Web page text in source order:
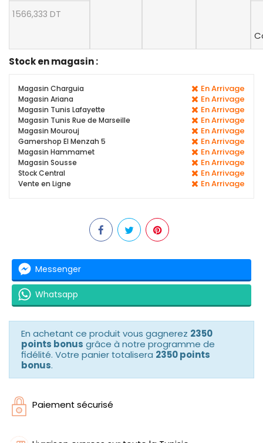
1 566,333 DT
Stock en magasin :
Magasin Charguia En Arrivage
Magasin Ariana En Arrivage
Magasin Tunis Lafayette En Arrivage
Magasin Tunis Rue de Marseille En Arrivage
Magasin Mourouj En Arrivage
Gamershop El Menzah 5 En Arrivage
Magasin Hammamet En Arrivage
Magasin Sousse En Arrivage
Stock Central En Arrivage
Vente en Ligne En Arrivage
Messenger
Whatsapp
En achetant ce produit vous gagnerez 2350
points bonus grâce à notre programme de
fidélité. Votre panier totalisera 2350 points
bonus.
Paiement sécurisé